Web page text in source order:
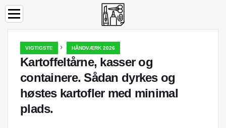
VIGTIGSTE › HÅNDVÆRK 2026
Kartoffeltårne, kasser og
containere. Sådan dyrkes og
høstes kartofler med minimal
plads.